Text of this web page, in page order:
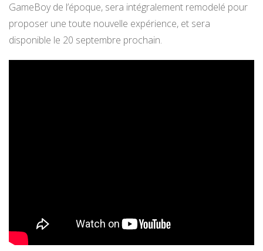
GameBoy de l’époque, sera intégralement remodelé pour
proposer une toute nouvelle expérience, et sera
disponible le 20 septembre prochain.